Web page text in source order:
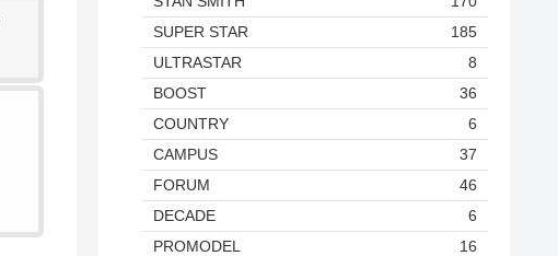
SUPER STAR
185
ULTRASTAR
8
BOOST
36
COUNTRY
6
CAMPUS
37
FORUM
46
DECADE
6
PROMODEL
16